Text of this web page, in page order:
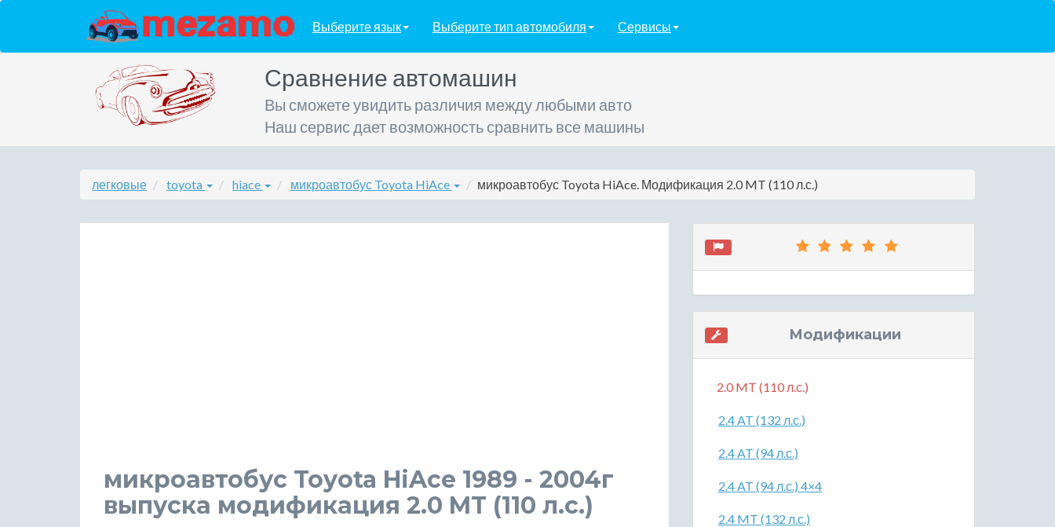
Выберите язык Выберите тип автомобиля Сервисы
Сравнение автомашин
Вы сможете увидить различия между любыми авто
Наш сервис дает возможность сравнить все машины
легковые toyota hiace микроавтобус Toyota HiAce микроавтобус Toyota HiAce. Модификация 2.0 MT (110 л.с.)
микроавтобус Toyota HiAce 1989 - 2004г
выпуска модификация 2.0 MT (110 л.с.)
Модификации
2.0 MT (110 л.с.)
2.4 AT (132 л.с.)
2.4 AT (94 л.с.)
2.4 AT (94 л.с.) 4×4
2.4 MT (132 л.с.)